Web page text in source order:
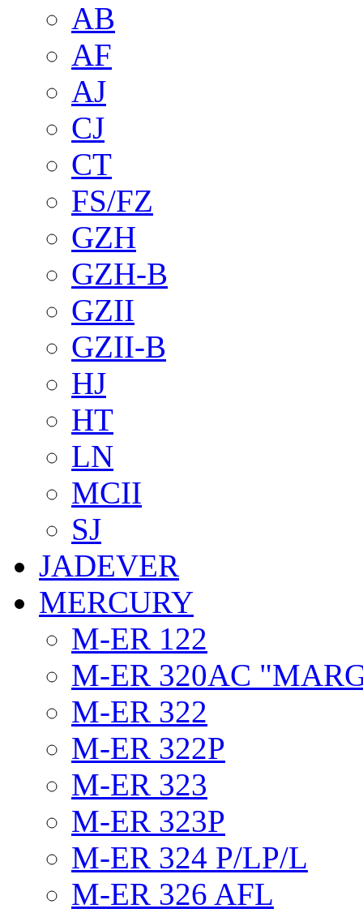
AB
AF
AJ
CJ
CT
FS/FZ
GZH
GZH-B
GZII
GZII-B
HJ
HT
LN
MCII
SJ
JADEVER
MERCURY
M-ER 122
M-ER 320AC
M-ER 322
M-ER 322P
M-ER 323
M-ER 323P
M-ER 324 P/LP/L
M-ER 326 AFL